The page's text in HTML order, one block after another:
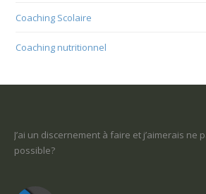
Coaching Scolaire
Coaching nutritionnel
tromper. Est-ce Je ne sais pas ce que je